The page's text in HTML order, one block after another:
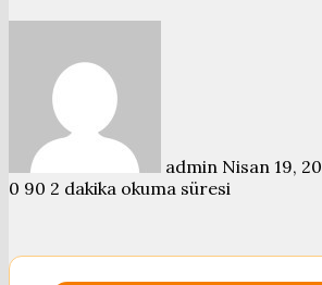
admin Nisan 19,
0 90 2 dakika okuma süresi